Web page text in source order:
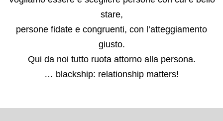
stare,
persone fidate e congruenti, con l’atteggiamento
giusto.
Qui da noi tutto ruota attorno alla persona.
… blackship: relationship matters!